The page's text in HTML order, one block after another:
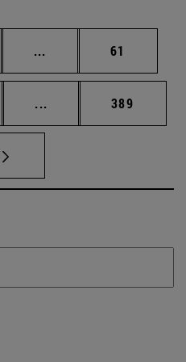
... Páginas intermedias
Página
61
... Páginas intermedias
Página
389